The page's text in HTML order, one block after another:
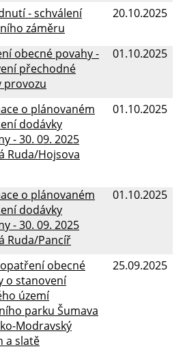
20.10.2025
- schválení
záměru
01.10.2025
obecné povahy -
přechodné
provozu
01.10.2025
o plánovaném
dodávky
- 30. 09. 2025
Ruda/Hojsova
01.10.2025
o plánovaném
dodávky
- 30. 09. 2025
Ruda/Pancíř
25.09.2025
obecné
o stanovení
území
parku Šumava
Modravský
a slatě